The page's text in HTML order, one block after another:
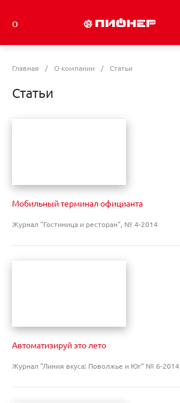
Главная / О компании / Статьи
Статьи
Мобильный терминал официанта
Журнал "Гостиница и ресторан", № 4-2014
Автоматизируй это лето
Журнал "Линия вкуса: Поволжье и Юг" № 6-2014